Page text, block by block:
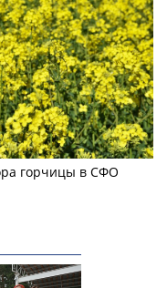
горчицы в СФО